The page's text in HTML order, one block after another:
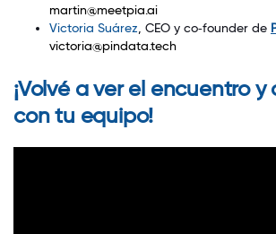
martin@meetpia.ai
Victoria Suárez , CEO y co‑founder de
victoria@pindata.tech
¡Volvé a ver el encuentro
con tu equipo!